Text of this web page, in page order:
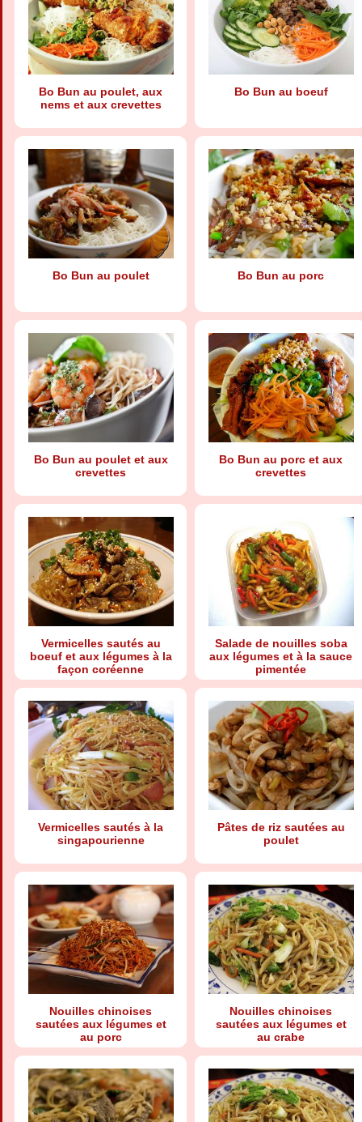
Bo Bun au poulet, aux
nems et aux crevettes
Bo Bun au boeuf
Bo Bun au poulet Bo Bun au porc
Bo Bun au poulet et aux
crevettes
Bo Bun au porc et aux
crevettes
Vermicelles sautés au
boeuf et aux légumes à la
façon coréenne
Salade de nouilles soba
aux légumes et à la sauce
pimentée
Vermicelles sautés à la
singapourienne
Pâtes de riz sautées au
poulet
Nouilles chinoises
sautées aux légumes et
au porc
Nouilles chinoises
sautées aux légumes et
au crabe